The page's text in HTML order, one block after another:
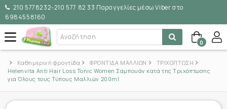
210 5778232-210 577 82 33 Παραγγελίες μέσω Viber στο
6984558160
0
Καθημερινή φροντίδα ΦΡΟΝΤΙΔΑ ΜΑΛΛΙΩΝ
ΤΡΙΧΟΠΤΩΣΗ
Helenvita Anti Hair Loss Tonic Women Σαμπουάν κατά της Τριχόπτωσης
για Όλους τους Τύπους Μαλλιών 200ml